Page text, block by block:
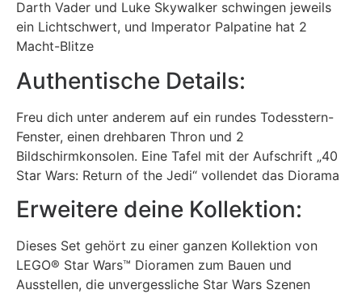
Darth Vader und Luke Skywalker schwingen jeweils
ein Lichtschwert, und Imperator Palpatine hat 2
Macht-Blitze
Authentische Details:
Freu dich unter anderem auf ein rundes Todesstern-
Fenster, einen drehbaren Thron und 2
Bildschirmkonsolen. Eine Tafel mit der Aufschrift „40
Star Wars: Return of the Jedi“ vollendet das Diorama
Erweitere deine Kollektion:
Dieses Set gehört zu einer ganzen Kollektion von
LEGO® Star Wars™ Dioramen zum Bauen und
Ausstellen, die unvergessliche Star Wars Szenen